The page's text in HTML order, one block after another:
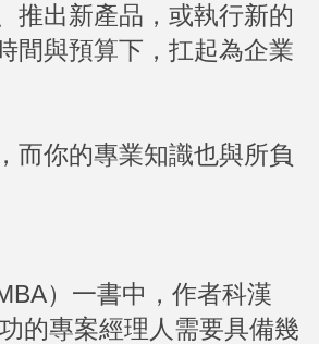
推出新產品，或執行新的
間與預算下，扛起為企業
而你的專業知識也與所負
）一書中，作者科漢
的專案經理人需要具備幾